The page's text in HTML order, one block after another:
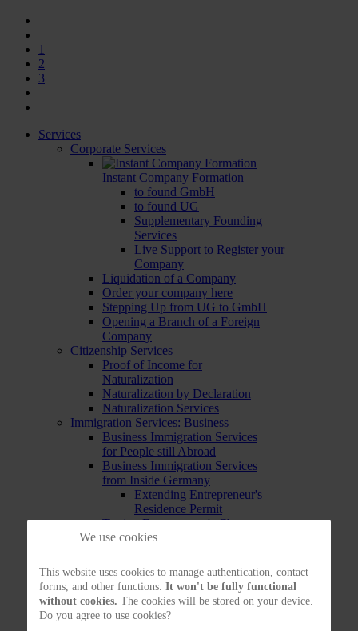
1
2
3
Services
Corporate Services
Instant Company Formation
to found GmbH
to found UG
Supplementary Founding
Services
Live Support to Register your
Company
Liquidation of a Company
Order your company here
Stepping Up from UG to GmbH
Opening a Branch of a Foreign
Company
Citizenship Services
Proof of Income for
Naturalization
Naturalization by Declaration
Naturalization Services
Immigration Services: Business
Business Immigration Services
for People still Abroad
Business Immigration Services
from Inside Germany
Extending Entrepreneur's
Residence Permit
Testing Entrepreneur's Chances
to Enter
Employment
Labor Immigration Services from
Abroad
Labor Immigration Services from
We use cookies
This website uses cookies to manage authentication, contact
forms, and other functions. It won't be fully functional
without cookies. The cookies will be stored on your device.
Do you agree to use cookies?